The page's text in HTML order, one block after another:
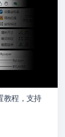
教程，支持